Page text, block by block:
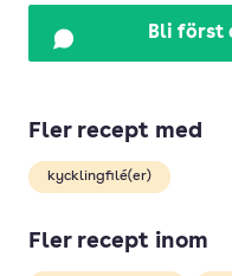
Bli först
Fler recept med
kycklingfilé(er)
Fler recept inom